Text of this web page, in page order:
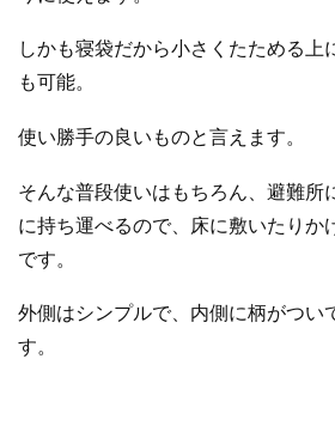
しかも寝袋だから小さくたためる上
も可能。
使い勝手の良いものと言えます。
そんな普段使いはもちろん、避難所
に持ち運べるので、床に敷いたりか
です。
外側はシンプルで、内側に柄がつい
す。